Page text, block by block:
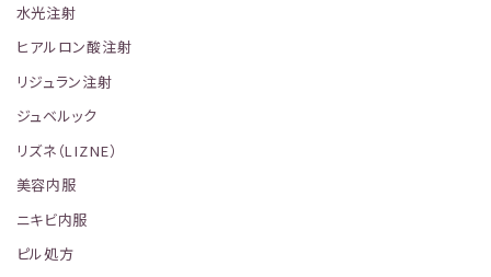
水光注射
ヒアルロン酸注射
リジュラン注射
ジュベルック
リズネ（LIZNE）
美容内服
ニキビ内服
ピル処方